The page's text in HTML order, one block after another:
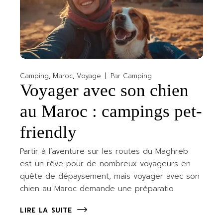
Camping Maroc Voyage Par Camping
Voyager avec son chien
au Maroc : campings pet-
friendly
Partir à l’aventure sur les routes du Maghreb
est un rêve pour de nombreux voyageurs en
quête de dépaysement, mais voyager avec son
chien au Maroc demande une préparatio
LIRE LA SUITE